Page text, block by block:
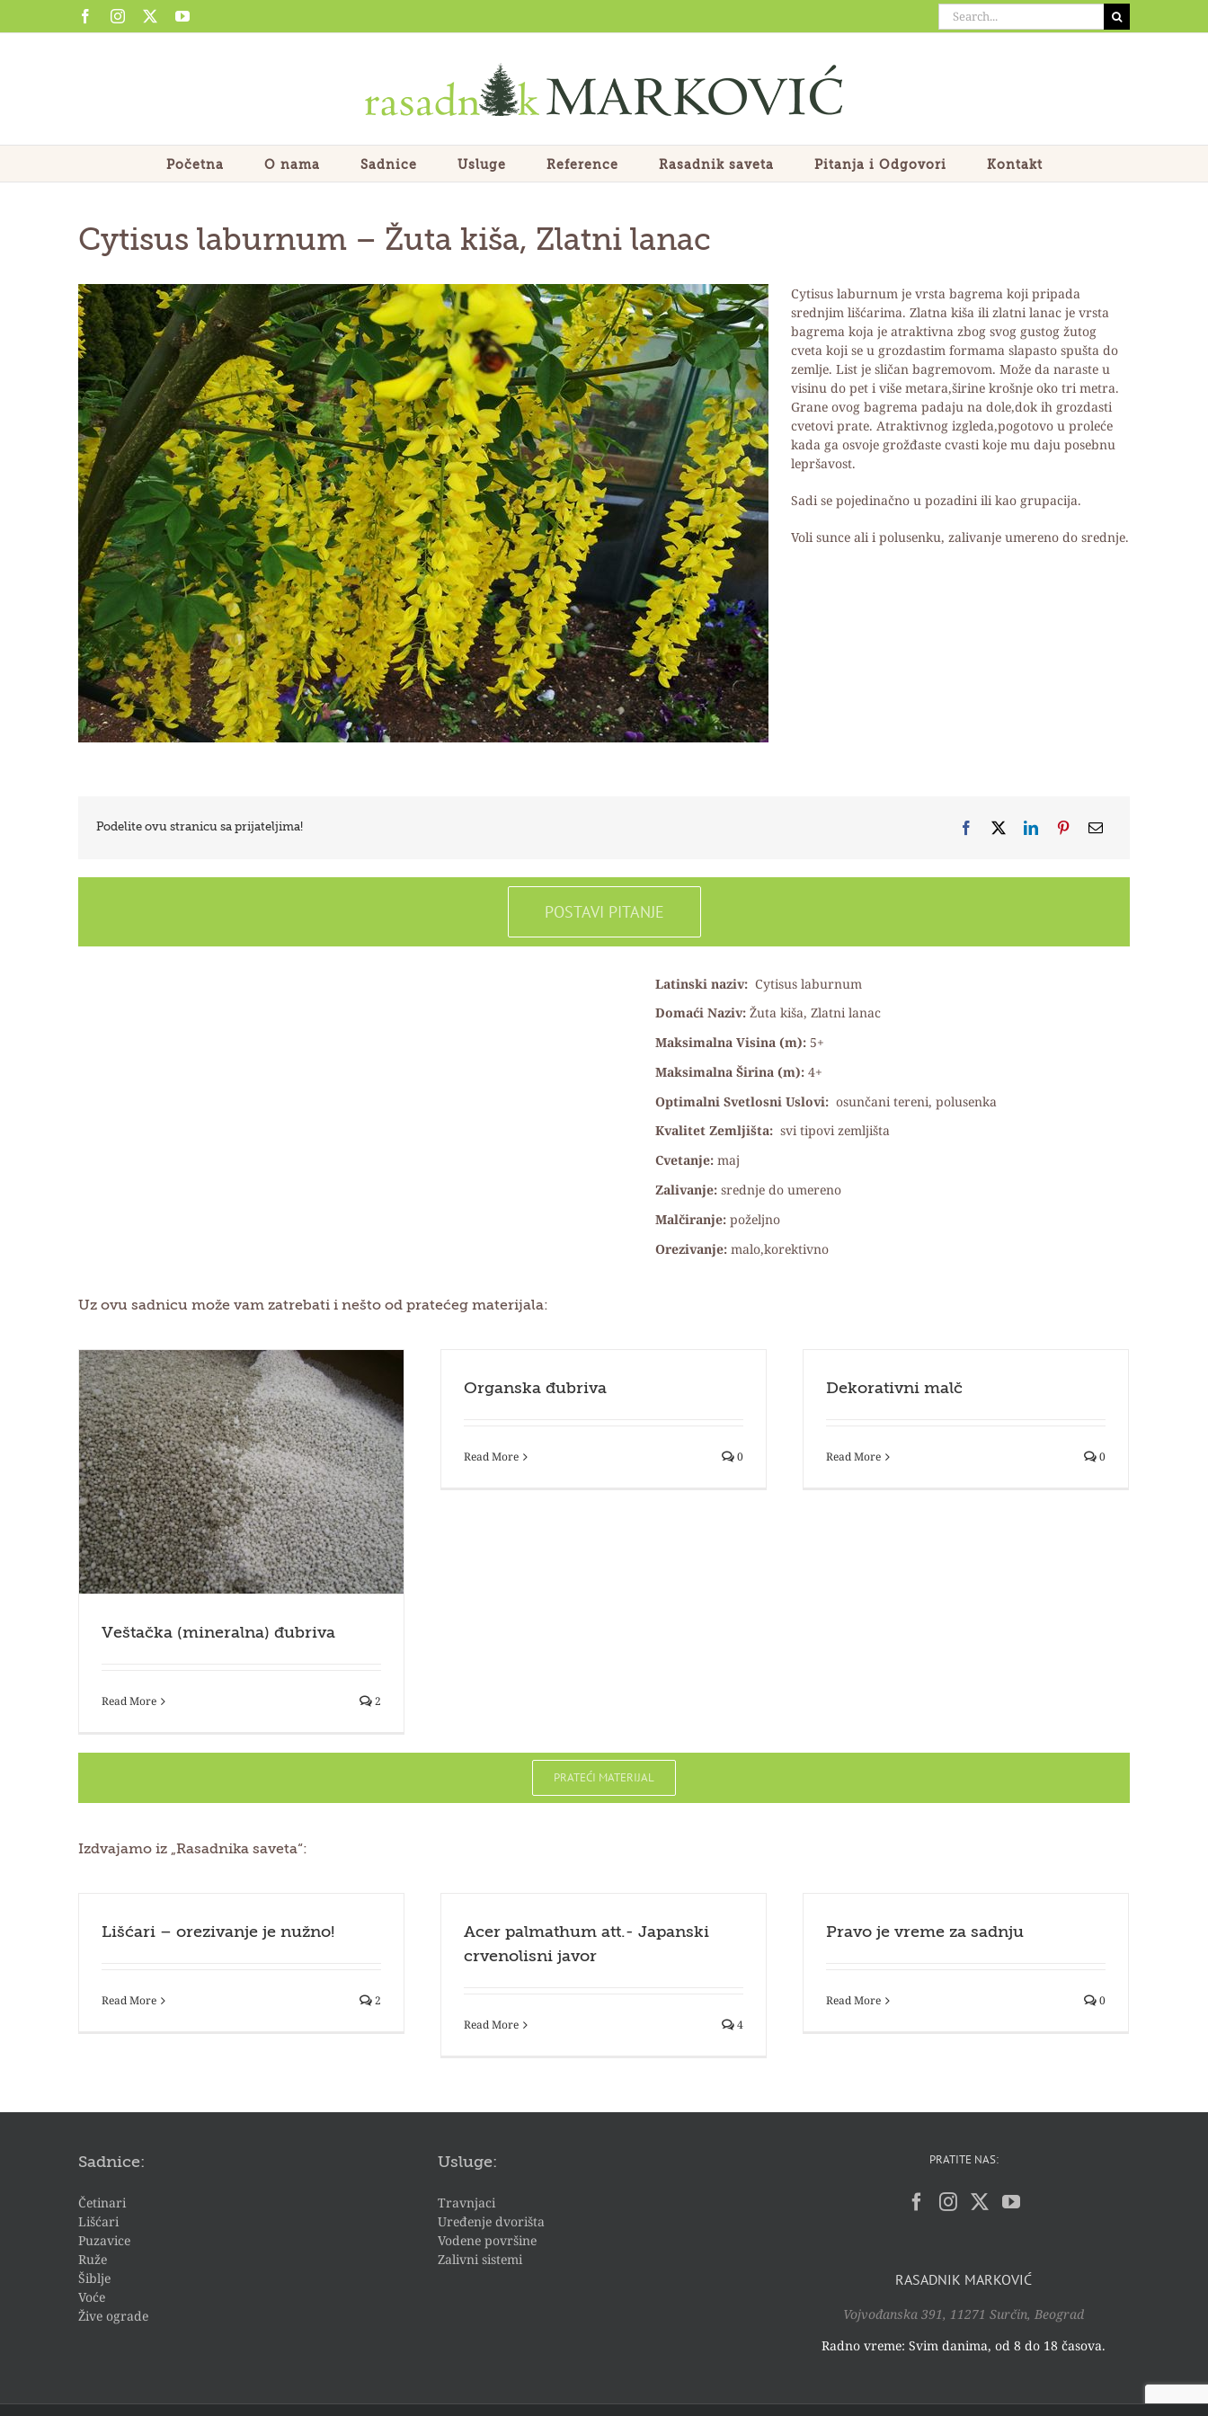
FacebookInstagram YouTube
Search
for:
Početna O nama Sadnice Usluge Reference Rasadnik saveta Pitanja i Odgovori Kontakt
Cytisus laburnum – Žuta kiša, Zlatni lanac
Cytisus laburnum je vrsta bagrema koji pripada
srednjim lišćarima. Zlatna kiša ili zlatni lanac je vrsta
bagrema koja je atraktivna zbog svog gustog žutog
cveta koji se u grozdastim formama slapasto spušta do
zemlje. List je sličan bagremovom. Može da naraste u
visinu do pet i više metara,širine krošnje oko tri metra.
Grane ovog bagrema padaju na dole,dok ih grozdasti
cvetovi prate. Atraktivnog izgleda,pogotovo u proleće
kada ga osvoje grožđaste cvasti koje mu daju posebnu
lepršavost.
Sadi se pojedinačno u pozadini ili kao grupacija.
Voli sunce ali i polusenku, zalivanje umereno do srednje.
Podelite ovu stranicu sa prijateljima!
POSTAVI PITANJE
Latinski naziv: Cytisus laburnum
Domaći Naziv: Žuta kiša, Zlatni lanac
Maksimalna Visina (m): 5+
Maksimalna Širina (m):4+
Optimalni Svetlosni Uslovi: osunčani tereni, polusenka
Kvalitet Zemljišta: svi tipovi zemljišta
Cvetanje:maj
Zalivanje: srednje do umereno
Malčiranje:poželjno
Orezivanje: malo,korektivno
Uz ovu sadnicu može vam zatrebati i nešto od pratećeg materijala:
Veštačka (mineralna) đubriva
Read More 2
Organska đubriva
Read More 0
Dekorativni malč
Read More 0
PRATEĆI MATERIJAL
Izdvajamo iz „Rasadnika saveta“:
Lišćari – orezivanje je nužno!
Read More 2
Acer palmathum att.- Japanski
crvenolisni javor
Read More 4
Pravo je vreme za sadnju
Read More 0
Sadnice:
Četinari
Lišćari
Puzavice
Ruže
Šiblje
Voće
Žive ograde
Usluge:
Travnjaci
Uređenje dvorišta
Vodene površine
Zalivni sistemi
PRATITE NAS:
RASADNIK MARKOVIĆ
Vojvođanska 391, 11271 Surčin, Beograd
Radno vreme: Svim danima, od 8 do 18 časova.